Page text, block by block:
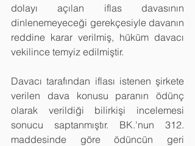
dolayı açılan iflas davasının
dinlenemeyeceği gerekçesiyle davanın
reddine karar verilmiş, hüküm davacı
vekilince temyiz edilmiştir.
Davacı tarafından iflası istenen şirkete
verilen dava konusu paranın ödünç
olarak verildiği bilirkişi incelemesi
sonucu saptanmıştır. BK.'nun 312.
maddesinde göre ödüncün geri